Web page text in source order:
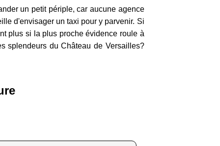
un petit périple, car aucune agence
d'envisager un taxi pour y parvenir. Si
plus si la plus proche évidence roule à
splendeurs du Château de Versailles?